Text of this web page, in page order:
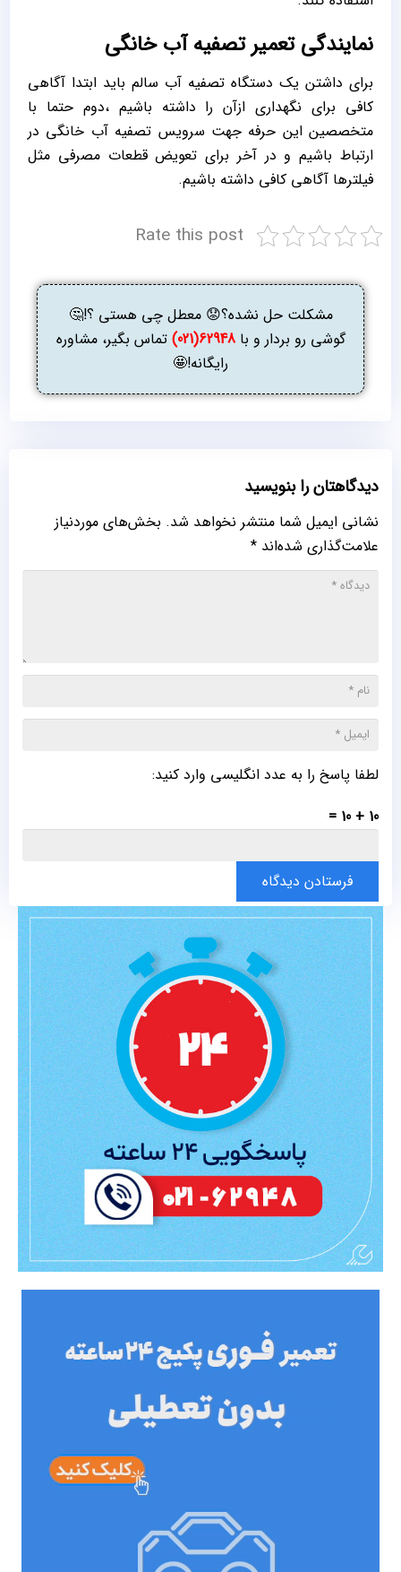
نمایندگی تعمیر تصفیه آب خانگی
برای داشتن یک دستگاه تصفیه آب سالم باید ابتدا آگاهی
کافی برای نگهداری ازآن را داشته باشیم ،دوم حتما با
متخصصین این حرفه جهت سرویس تصفیه آب خانگی در
ارتباط باشیم و در آخر برای تعویض قطعات مصرفی مثل
فیلترها آگاهی کافی داشته باشیم.
Rate this post
مشکلت حل نشده؟😟 معطل چی هستی ؟!🤔
گوشی رو بردار و با62948(021)
تماس بگیر، مشاوره
رایگانه!🤩
دیدگاهتان را بنویسید
نشانی ایمیل شما منتشر نخواهد شد. بخش‌های موردنیاز
علامت‌گذاری شده‌اند *
لطفا پاسخ را به عدد انگلیسی وارد کنید:
10 + 10 =
فرستادن دیدگاه